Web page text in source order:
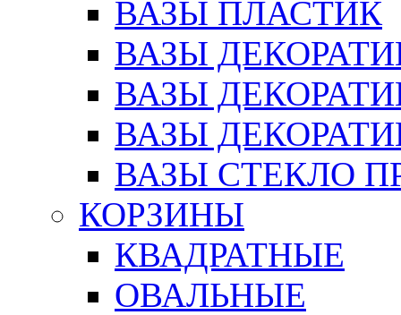
ВАЗЫ ПЛАСТИК
ВАЗЫ
ВАЗЫ
ВАЗЫ
ВАЗЫ СТЕКЛО
КОРЗИНЫ
КВАДРАТНЫЕ
ОВАЛЬНЫЕ